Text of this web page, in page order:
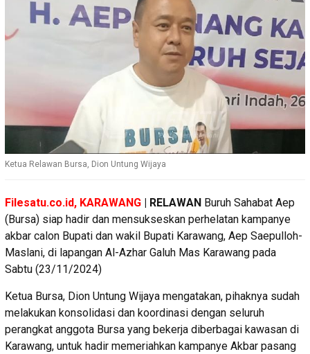
Ketua Relawan Bursa, Dion Untung Wijaya
Filesatu.co.id, KARAWANG | RELAWAN Buruh Sahabat Aep
(Bursa) siap hadir dan mensukseskan perhelatan kampanye
akbar calon Bupati dan wakil Bupati Karawang, Aep Saepulloh-
Maslani, di lapangan Al-Azhar Galuh Mas Karawang pada
Sabtu (23/11/2024)
Ketua Bursa, Dion Untung Wijaya mengatakan, pihaknya sudah
melakukan konsolidasi dan koordinasi dengan seluruh
perangkat anggota Bursa yang bekerja diberbagai kawasan di
Karawang, untuk hadir memeriahkan kampanye Akbar pasang